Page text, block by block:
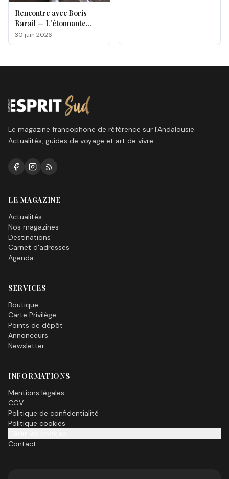
Rencontre avec Boris
Barail — L'étonnante
odyssée d'un électron
voyageur
30 juin 2026
Le magazine francophone de référence sur l'Andalousie.
Actualités, guides de voyage et art de vivre.
LE MAGAZINE
Actualités
Nos magazines
Destinations
Carnet d'adresses
Agenda
SERVICES
Boutique
Carte Privilège
Points de dépôt
Annonceurs
Newsletter
INFORMATIONS
Mentions légales
CGV
Politique de confidentialité
Politique cookies
Contact